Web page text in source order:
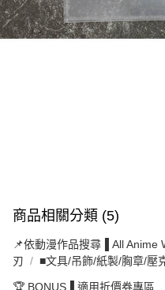
商品相關分類 (5)
📌依動漫作品搜尋▐ All Anime
刃
■文具/吊飾/紙製/胸章/壓
🏆 BONUS▐ 適用折價券專區